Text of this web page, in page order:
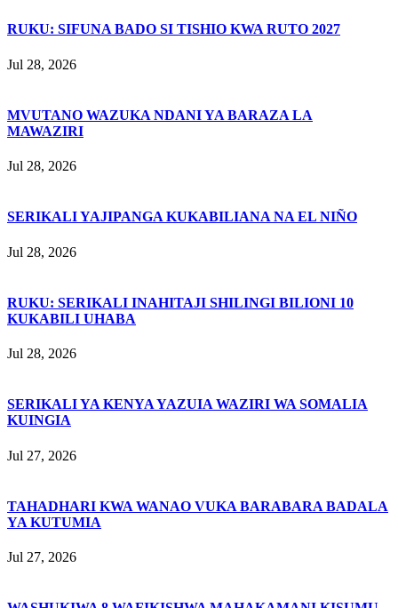
RUKU: SIFUNA BADO SI TISHIO KWA RUTO 2027
Jul 28, 2026
MVUTANO WAZUKA NDANI YA BARAZA LA
MAWAZIRI
Jul 28, 2026
SERIKALI YAJIPANGA KUKABILIANA NA EL NIÑO
Jul 28, 2026
RUKU: SERIKALI INAHITAJI SHILINGI BILIONI 10
KUKABILI UHABA
Jul 28, 2026
SERIKALI YA KENYA YAZUIA WAZIRI WA SOMALIA
KUINGIA
Jul 27, 2026
TAHADHARI KWA WANAO VUKA BARABARA BADALA
YA KUTUMIA
Jul 27, 2026